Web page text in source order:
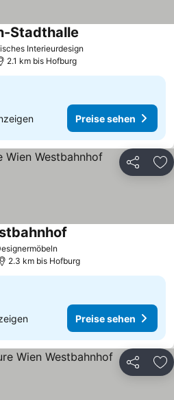
Interieurdesign
Stadthalle
2.1 km bis Hofburg
Preise sehen
Teilen
2.3 km bis Hofburg
Preise sehen
Teilen